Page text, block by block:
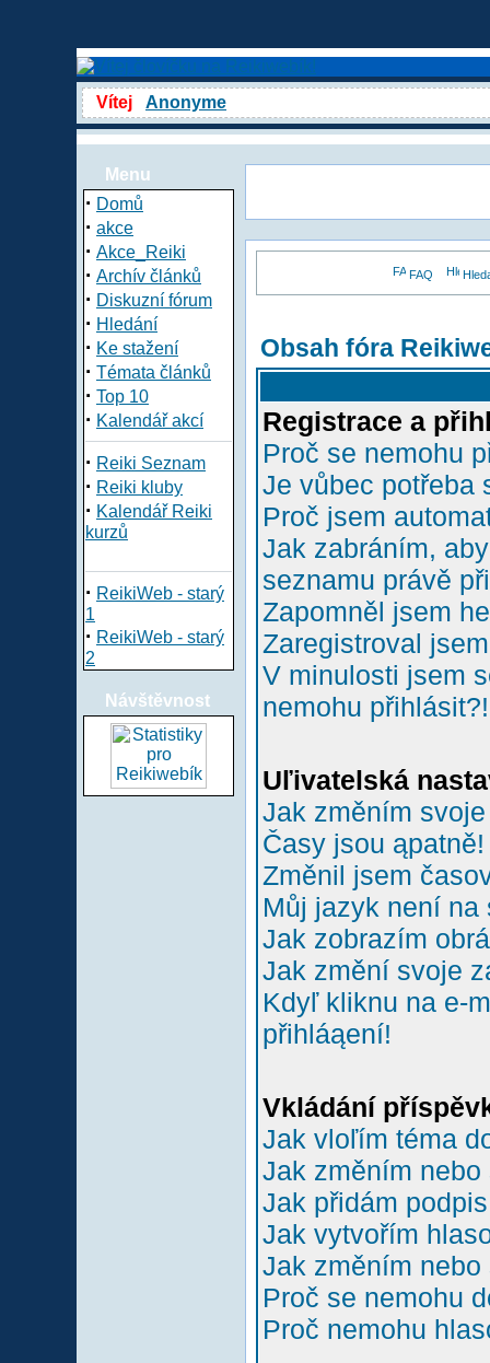
Vítej Anonyme
Menu
· Domů
· akce
· Akce_Reiki
· Archív článků
· Diskuzní fórum
· Hledání
· Ke stažení
· Témata článků
· Top 10
· Kalendář akcí
· Reiki Seznam
· Reiki kluby
· Kalendář Reiki
kurzů
· ReikiWeb - starý
1
· ReikiWeb - starý
2
Návštěvnost
FAQ
Obsah fóra
Registrace a
Proč se nemohu
Je vůbec potřeba
Proč jsem
Jak zabráním,
seznamu právě
Zapomněl jsem
Zaregistroval
V minulosti jsem
nemohu přihlásit?!
Uľivatelská
Jak změním
Časy jsou ąpatně!
Změnil jsem
Můj jazyk není na
Jak zobrazím
Jak změní svoje
Kdyľ kliknu na e-
přihláąení!
Vkládání
Jak vloľím téma
Jak změním
Jak přidám
Jak vytvořím
Jak změním
Proč se nemohu
Proč nemohu